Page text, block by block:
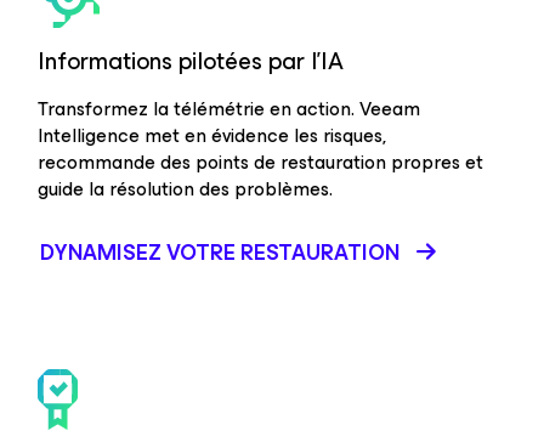
Informations pilotées par l’IA
Transformez la télémétrie en action. Veeam
Intelligence met en évidence les risques,
recommande des points de restauration propres et
guide la résolution des problèmes.
DYNAMISEZ VOTRE RESTAURATION